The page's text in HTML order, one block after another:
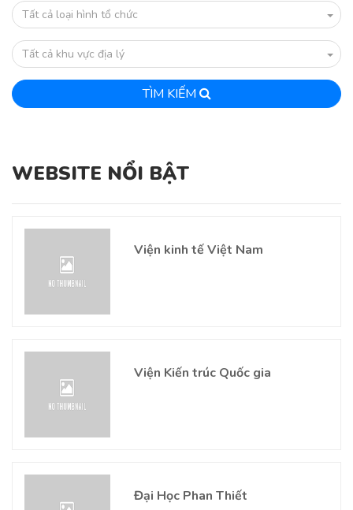
Tất cả loại hình tổ chức
Tất cả khu vực địa lý
TÌM KIẾM
WEBSITE NỔI BẬT
Viện kinh tế Việt Nam
Viện Kiến trúc Quốc gia
Đại Học Phan Thiết